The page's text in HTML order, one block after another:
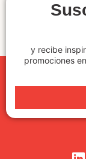
y recibe
promociones